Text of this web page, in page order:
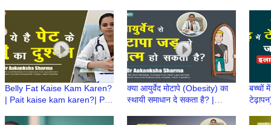
|Dr Gaurav Kharya|Episode
2
Pramod Kumar Julka
Belly Fat Kaise Kam Karen?
| Pait kaise kam karen?| Pait
Sharma | Ayurved aur Aap
क्या आयुर्वेद मोटापे (Obesity) का
स्थायी समाधान दे सकता है? |
Aakanksha Sharma
बच्चों